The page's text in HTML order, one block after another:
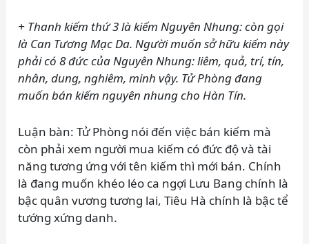
+ Thanh kiếm thứ 3 là kiếm Nguyên Nhung: còn gọi
là Can Tương Mạc Da. Người muốn sở hữu kiếm này
phải có 8 đức của Nguyên Nhung: liêm, quả, trí, tín,
nhân, dung, nghiêm, minh vậy. Tử Phòng đang
muốn bán kiếm nguyên nhung cho Hàn Tín.
Luận bàn: Tử Phòng nói đến việc bán kiếm mà
còn phải xem người mua kiếm có đức độ và tài
năng tương ứng với tên kiếm thì mới bán. Chính
là đang muốn khéo léo ca ngợi Lưu Bang chính là
bậc quân vương tương lai, Tiêu Hà chính là bậc tể
tướng xứng danh.